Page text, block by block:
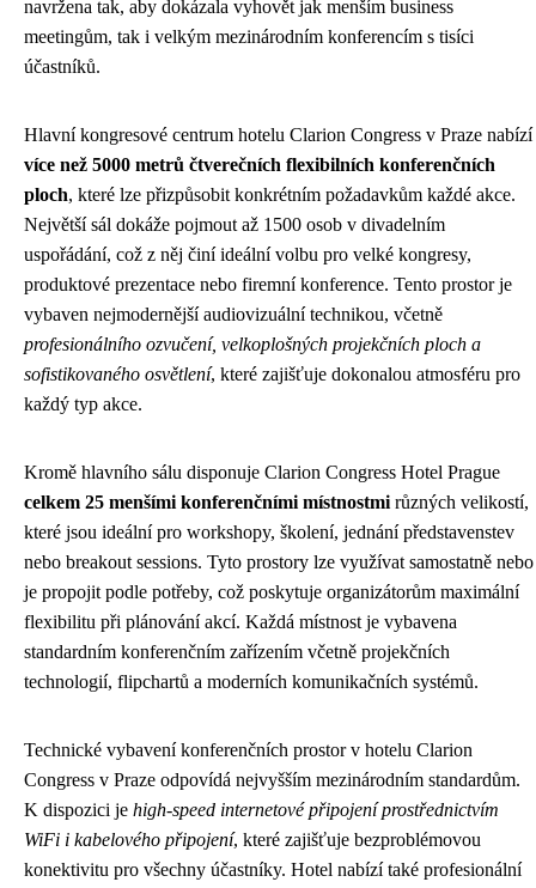
navržena tak, aby dokázala vyhovět jak menším business
meetingům, tak i velkým mezinárodním konferencím s tisíci
účastníků.
Hlavní kongresové centrum hotelu Clarion Congress v Praze nabízí
více než 5000 metrů čtverečních flexibilních konferenčních
ploch, které lze přizpůsobit konkrétním požadavkům každé akce.
Největší sál dokáže pojmout až 1500 osob v divadelním
uspořádání, což z něj činí ideální volbu pro velké kongresy,
produktové prezentace nebo firemní konference. Tento prostor je
vybaven nejmodernější audiovizuální technikou, včetně
profesionálního ozvučení, velkoplošných projekčních ploch a
sofistikovaného osvětlení, které zajišťuje dokonalou atmosféru pro
každý typ akce.
Kromě hlavního sálu disponuje Clarion Congress Hotel Prague
celkem 25 menšími konferenčními místnostmi různých velikostí,
které jsou ideální pro workshopy, školení, jednání představenstev
nebo breakout sessions. Tyto prostory lze využívat samostatně nebo
je propojit podle potřeby, což poskytuje organizátorům maximální
flexibilitu při plánování akcí. Každá místnost je vybavena
standardním konferenčním zařízením včetně projekčních
technologií, flipchartů a moderních komunikačních systémů.
Technické vybavení konferenčních prostor v hotelu Clarion
Congress v Praze odpovídá nejvyšším mezinárodním standardům.
K dispozici je high-speed internetové připojení prostřednictvím
WiFi i kabelového připojení, které zajišťuje bezproblémovou
konektivitu pro všechny účastníky. Hotel nabízí také profesionální